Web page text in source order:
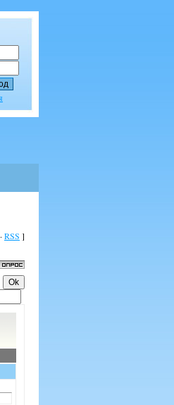
· RSS ]